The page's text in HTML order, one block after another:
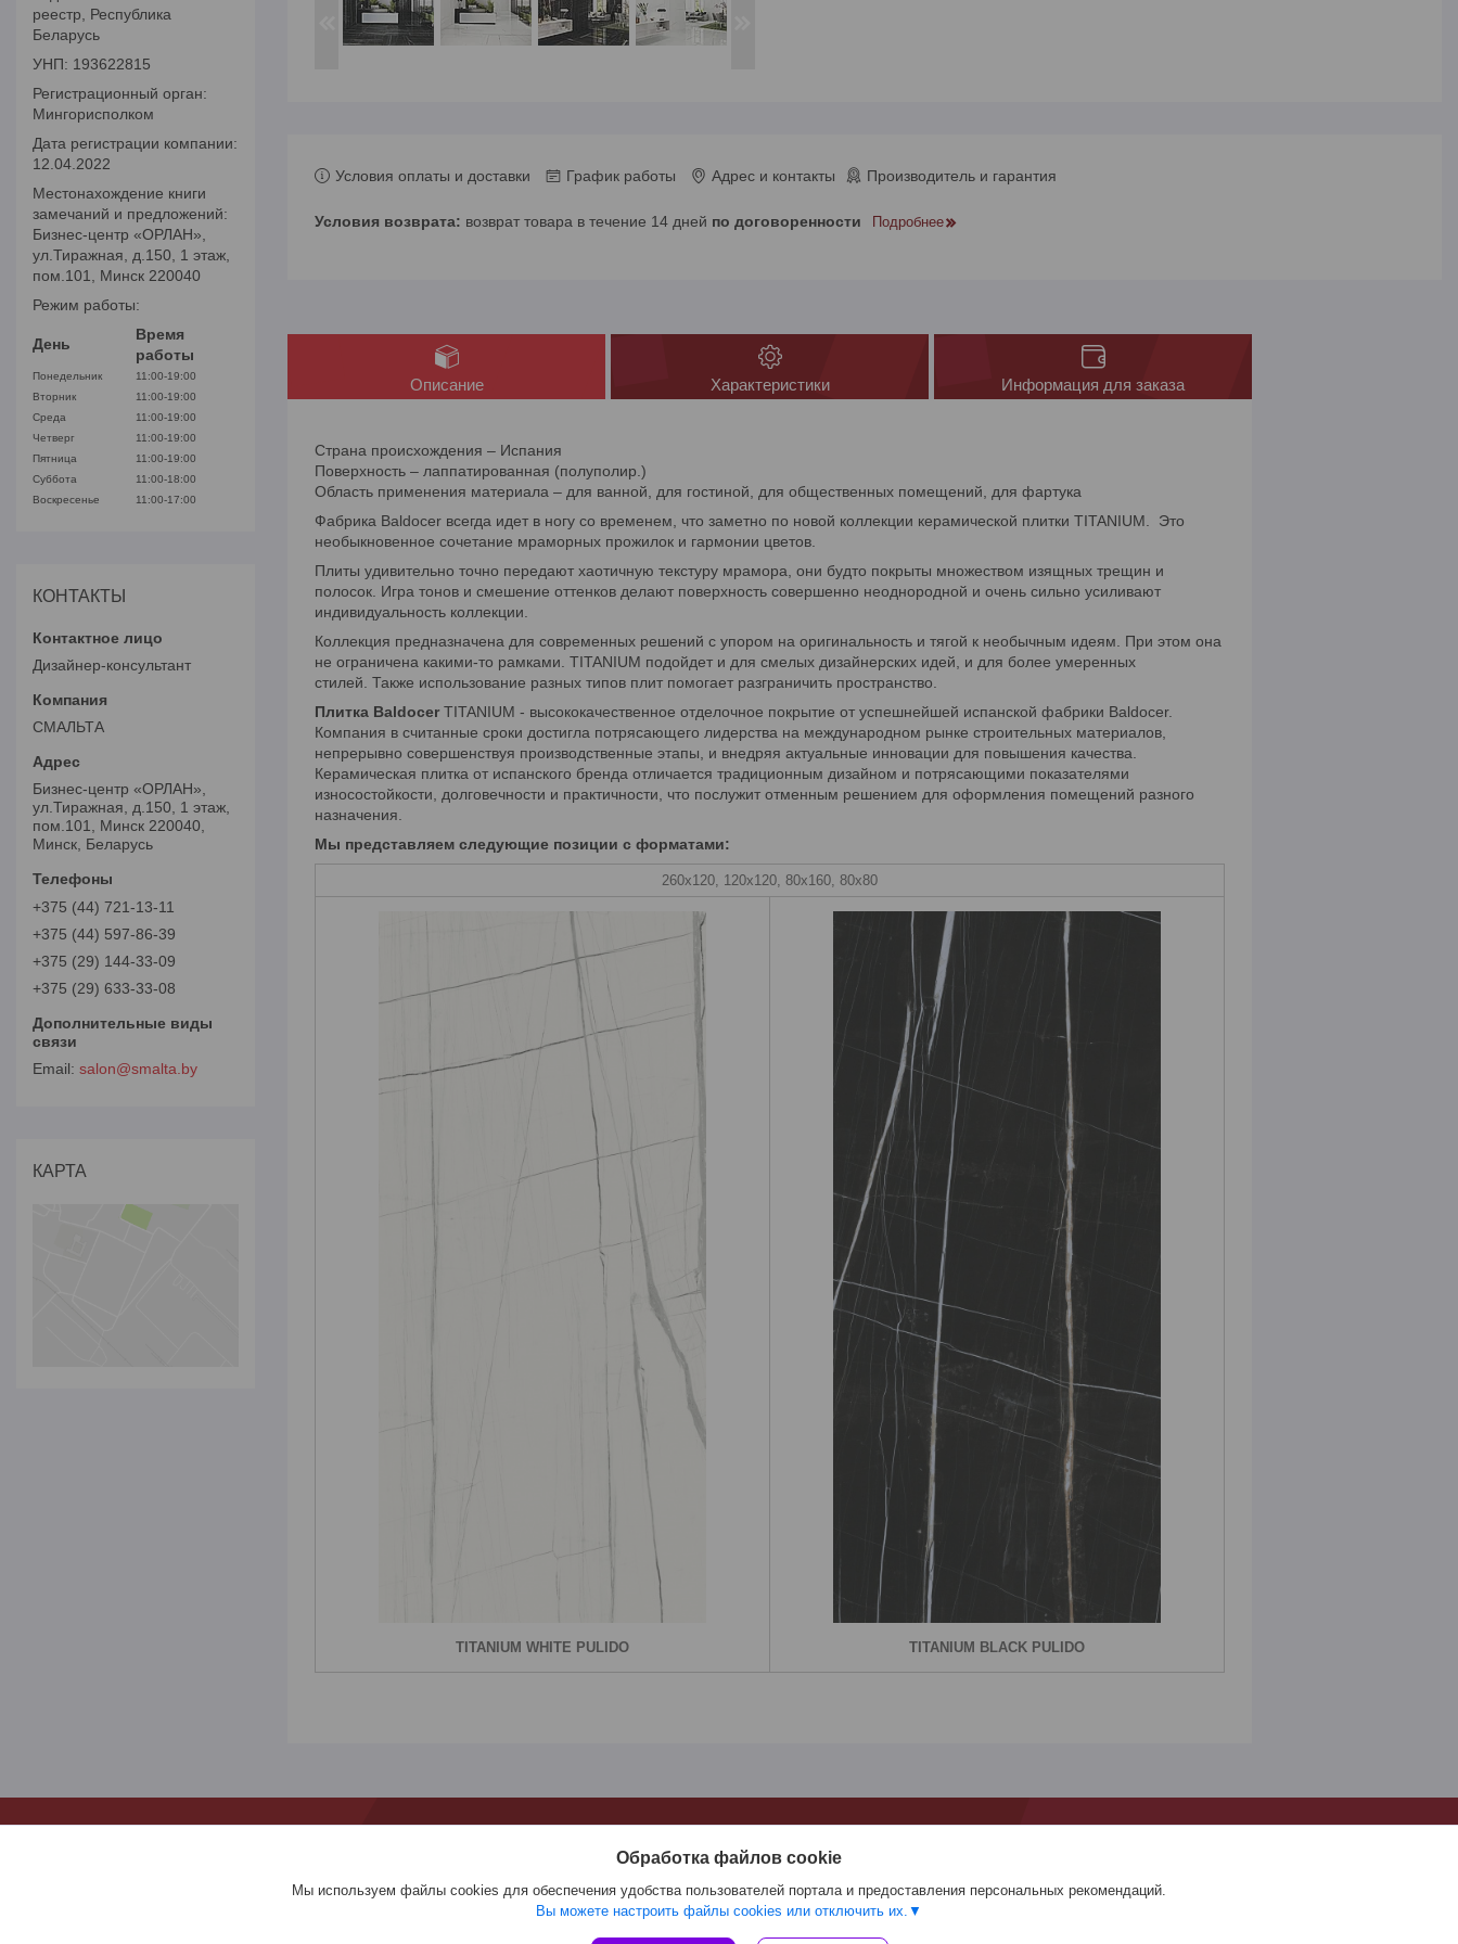
Условия оплаты и доставки График работы Адрес и контакты Производитель и гарантия
возврат товара в течение 14 дней по договоренности Подробнее
Описание Характеристики Информация для заказа
Страна происхождения – Испания
Поверхность – лаппатированная (полуполир.)
Область применения материала – для ванной, для гостиной, для общественных помещений, для фартука
Фабрика Baldocer всегда идет в ногу со временем, что заметно по новой коллекции керамической плитки TITANIUM. Это
необыкновенное сочетание мраморных прожилок и гармонии цветов.
Плиты удивительно точно передают хаотичную текстуру мрамора, они будто покрыты множеством изящных трещин и
полосок. Игра тонов и смешение оттенков делают поверхность совершенно неоднородной и очень сильно усиливают
индивидуальность коллекции.
Коллекция предназначена для современных решений с упором на оригинальность и тягой к необычным идеям. При этом она
не ограничена какими-то рамками. TITANIUM подойдет и для смелых дизайнерских идей, и для более умеренных
стилей. Также использование разных типов плит помогает разграничить пространство.
Плитка Baldocer TITANIUM - высококачественное отделочное покрытие от успешнейшей испанской фабрики Baldocer.
Компания в считанные сроки достигла потрясающего лидерства на международном рынке строительных материалов,
непрерывно совершенствуя производственные этапы, и внедряя актуальные инновации для повышения качества.
Керамическая плитка от испанского бренда отличается традиционным дизайном и потрясающими показателями
износостойкости, долговечности и практичности, что послужит отменным решением для оформления помещений разного
назначения.
Мы представляем следующие позиции с форматами:
260х120, 120х120, 80х160, 80х80
TITANIUM WHITE PULIDO TITANIUM BLACK PULIDO
реестр, Республика
Беларусь
УНП: 193622815
Регистрационный орган:
Мингорисполком
Дата регистрации компании:
12.04.2022
Местонахождение книги
замечаний и предложений:
Бизнес-центр «ОРЛАН»,
ул.Тиражная, д.150, 1 этаж,
пом.101, Минск 220040
Режим работы:
День
Время
работы
Понедельник
11:00-19:00
Вторник
11:00-19:00
Среда
11:00-19:00
Четверг
11:00-19:00
Пятница
11:00-19:00
Суббота
11:00-18:00
Воскресенье
11:00-17:00
КОНТАКТЫ
Дизайнер-консультант
СМАЛЬТА
Бизнес-центр «ОРЛАН»,
ул.Тиражная, д.150, 1 этаж,
пом.101, Минск 220040,
Минск, Беларусь
+375 (44) 721-13-11
+375 (44) 597-86-39
+375 (29) 144-33-09
+375 (29) 633-33-08
salon@smalta.by
КАРТА
Керамогранит тонкий
Майолика
Мозаика
Контакты
Обработка файлов cookie
Мы используем файлы cookies для обеспечения удобства пользователей портала и предоставления персональных рекомендаций.
Вы можете настроить файлы cookies или отключить их.